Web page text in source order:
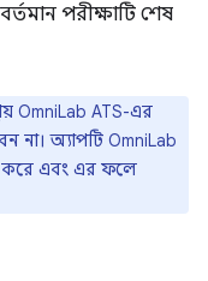
পরীক্ষাটি শেষ
OmniLab ATS-এর
না। অ্যাপটি OmniLab
করে এবং এর ফলে